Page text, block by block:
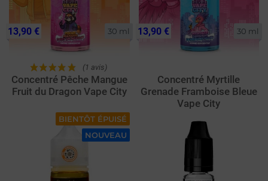
30 ml
(1 avis)
Concentré Pêche Mangue
Fruit du Dragon Vape City
13,90 € 30 ml
Concentré Myrtille
Grenade Framboise Bleue
Vape City
13,90 €
BIENTÔT ÉPUISÉ
NOUVEAU